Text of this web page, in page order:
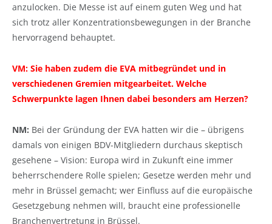
anzulocken. Die Messe ist auf einem guten Weg und hat
sich trotz aller Konzentrationsbewegungen in der Branche
hervorragend behauptet.
VM: Sie haben zudem die EVA mitbegründet und in
verschiedenen Gremien mitgearbeitet. Welche
Schwerpunkte lagen Ihnen dabei besonders am Herzen?
NM: Bei der Gründung der EVA hatten wir die – übrigens
damals von einigen BDV-Mitgliedern durchaus skeptisch
gesehene – Vision: Europa wird in Zukunft eine immer
beherrschendere Rolle spielen; Gesetze werden mehr und
mehr in Brüssel gemacht; wer Einfluss auf die europäische
Gesetzgebung nehmen will, braucht eine professionelle
Branchenvertretung in Brüssel.